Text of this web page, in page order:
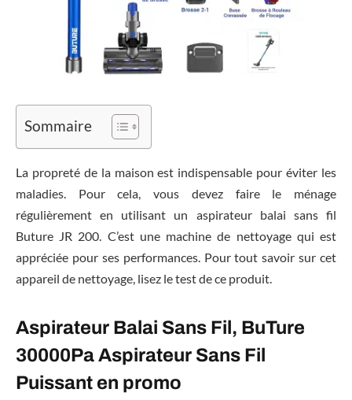
Sommaire
La propreté de la maison est indispensable pour éviter les
maladies. Pour cela, vous devez faire le ménage
régulièrement en utilisant un aspirateur balai sans fil
Buture JR 200. C’est une machine de nettoyage qui est
appréciée pour ses performances. Pour tout savoir sur cet
appareil de nettoyage, lisez le test de ce produit.
Aspirateur Balai Sans Fil, BuTure
30000Pa Aspirateur Sans Fil
Puissant en promo